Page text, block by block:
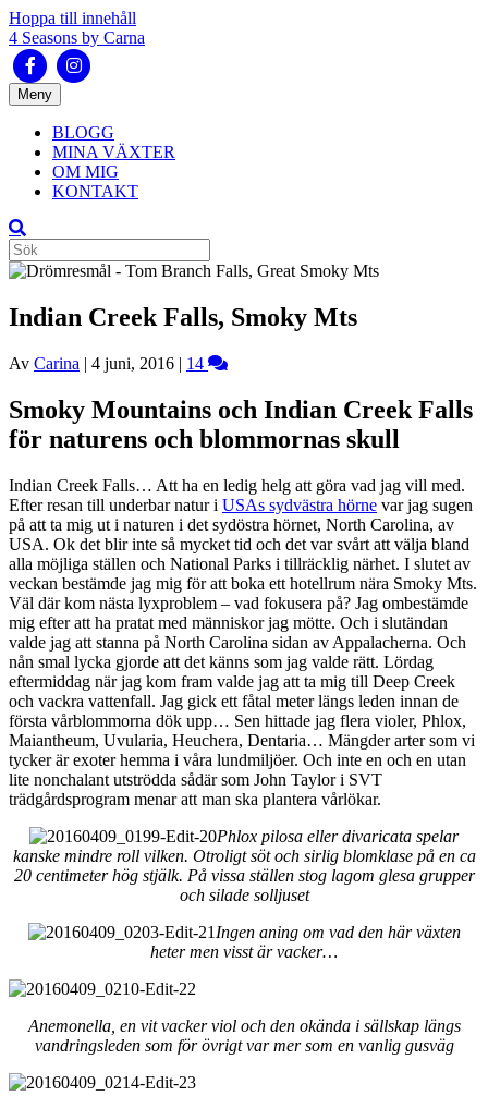
Hoppa till innehåll
4 Seasons by Carna
FacebookInstagram
Meny
BLOGG
MINA VÄXTER
OM MIG
KONTAKT
Indian Creek Falls, Smoky Mts
Av Carina | 4 juni, 2016 | 14
Smoky Mountains och Indian Creek Falls
för naturens och blommornas skull
Indian Creek Falls… Att ha en ledig helg att göra vad jag vill med.
Efter resan till underbar natur i USAs sydvästra hörne var jag sugen
på att ta mig ut i naturen i det sydöstra hörnet, North Carolina, av
USA. Ok det blir inte så mycket tid och det var svårt att välja bland
alla möjliga ställen och National Parks i tillräcklig närhet. I slutet av
veckan bestämde jag mig för att boka ett hotellrum nära Smoky Mts.
Väl där kom nästa lyxproblem – vad fokusera på? Jag ombestämde
mig efter att ha pratat med människor jag mötte. Och i slutändan
valde jag att stanna på North Carolina sidan av Appalacherna. Och
nån smal lycka gjorde att det känns som jag valde rätt. Lördag
eftermiddag när jag kom fram valde jag att ta mig till Deep Creek
och vackra vattenfall. Jag gick ett fåtal meter längs leden innan de
första vårblommorna dök upp… Sen hittade jag flera violer, Phlox,
Maiantheum, Uvularia, Heuchera, Dentaria… Mängder arter som vi
tycker är exoter hemma i våra lundmiljöer. Och inte en och en utan
lite nonchalant utströdda sådär som John Taylor i SVT
trädgårdsprogram menar att man ska plantera vårlökar.
Phlox pilosa eller divaricata spelar
kanske mindre roll vilken. Otroligt söt och sirlig blomklase på en ca
20 centimeter hög stjälk. På vissa ställen stog lagom glesa grupper
och silade solljuset
Ingen aning om vad den här växten
heter men visst är vacker…
Anemonella, en vit vacker viol och den okända i sällskap längs
vandringsleden som för övrigt var mer som en vanlig gusväg